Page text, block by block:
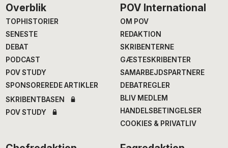
Footer
Overblik
TOPHISTORIER
SENESTE
DEBAT
PODCAST
POV STUDY
SPONSOREREDE ARTIKLER
SKRIBENTBASEN
POV STUDY
POV International
OM POV
REDAKTION
SKRIBENTERNE
GÆSTESKRIBENTER
SAMARBEJDSPARTNERE
DEBATREGLER
BLIV MEDLEM
HANDELSBETINGELSER
COOKIES & PRIVATLIV